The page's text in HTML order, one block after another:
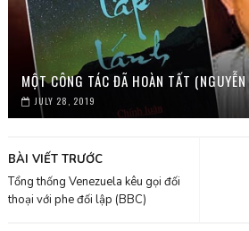
MỘT CÔNG TÁC ĐÃ HOÀN TẤT
JULY 28, 2019
BÀI VIẾT TRƯỚC
Tổng thống Venezuela kêu gọi đối
thoại với phe đối lập (BBC)